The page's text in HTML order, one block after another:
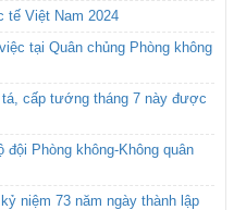
tế Việt Nam 2024
tại Quân chủng Phòng không
tá, cấp tướng tháng 7 này được
Phòng không-Không quân
niệm 73 năm ngày thành lập